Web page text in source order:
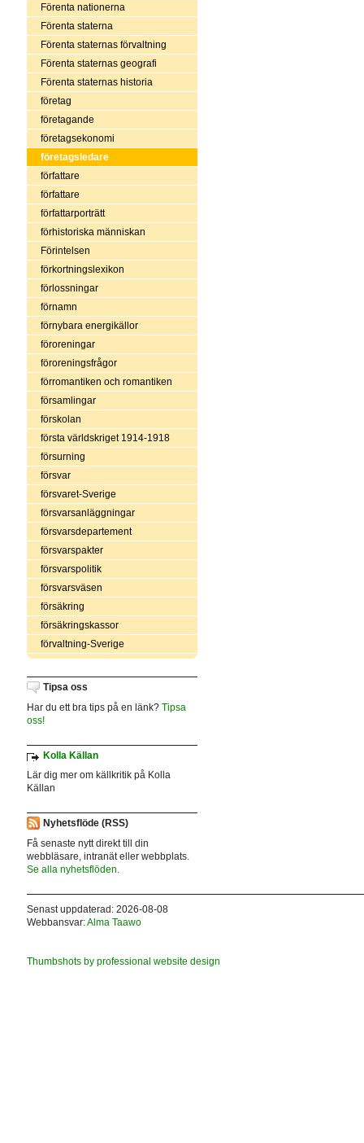
Förenta nationerna
Förenta staterna
Förenta staternas förvaltning
Förenta staternas geografi
Förenta staternas historia
företag
företagande
företagsekonomi
företagsledare
författare
författare
författarporträtt
förhistoriska människan
Förintelsen
förkortningslexikon
förlossningar
förnamn
förnybara energikällor
föroreningar
föroreningsfrågor
förromantiken och romantiken
församlingar
förskolan
första världskriget 1914-1918
försurning
försvar
försvaret-Sverige
försvarsanläggningar
försvarsdepartement
försvarspakter
försvarspolitik
försvarsväsen
försäkring
försäkringskassor
förvaltning-Sverige
Tipsa oss
Har du ett bra tips på en länk? Tipsa
oss!
Kolla Källan
Lär dig mer om källkritik på Kolla
Källan
Nyhetsflöde (RSS)
Få senaste nytt direkt till din
webbläsare, intranät eller webbplats.
Se alla nyhetsflöden.
Senast uppdaterad: 2026-08-08
Webbansvar:Alma Taawo
Thumbshots by professional website design